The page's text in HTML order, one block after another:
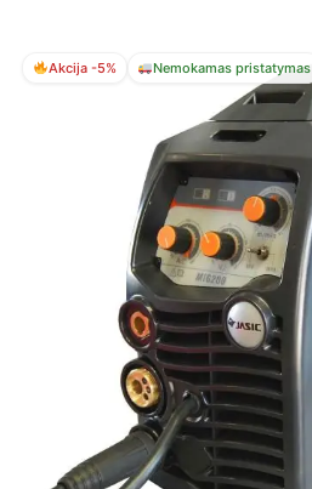
Akcija -5% Nemokamas pristatymas